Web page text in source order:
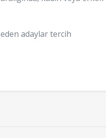
adaylar tercih